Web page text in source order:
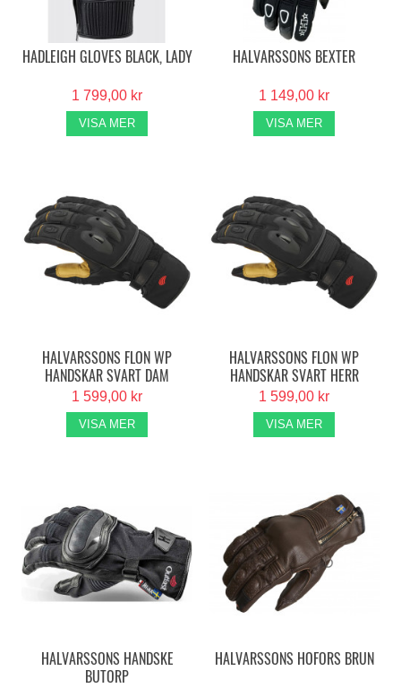
HADLEIGH GLOVES BLACK, LADY
1 799,00 kr
VISA MER
HALVARSSONS BEXTER
1 149,00 kr
VISA MER
HALVARSSONS FLON WP
HANDSKAR SVART DAM
1 599,00 kr
VISA MER
HALVARSSONS FLON WP
HANDSKAR SVART HERR
1 599,00 kr
VISA MER
HALVARSSONS HANDSKE
BUTORP
HALVARSSONS HOFORS BRUN